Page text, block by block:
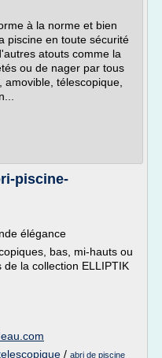
à la norme et bien
piscine en toute sécurité
atouts comme la
ou de nager par tous
télescopique,
piscine-
élégance
bas, mi-hauts ou
la collection ELLIPTIK
/ abri de piscine